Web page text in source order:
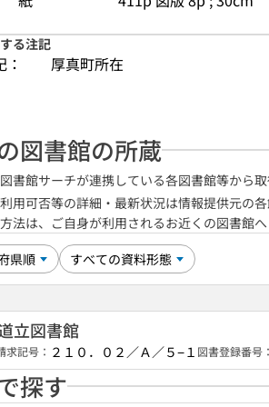
る注記
厚真町所在
図書館の所蔵
書館サーチが連携している各図書館等から
用可否等の詳細・最新状況は情報提供元の
法は、ご自身が利用されるお近くの図書館
立図書館
求記号： ２１０．０２／Ａ／５−１ 図書登録番号
探す